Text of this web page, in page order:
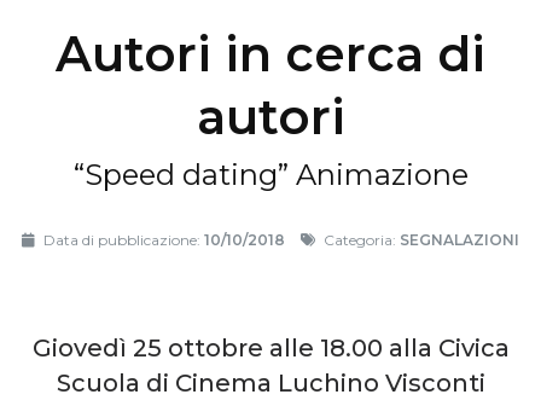
Autori in cerca di
autori
“Speed dating” Animazione
Data di pubblicazione: 10/10/2018 Categoria: SEGNALAZIONI
Giovedì 25 ottobre alle 18.00 alla Civica
Scuola di Cinema Luchino Visconti